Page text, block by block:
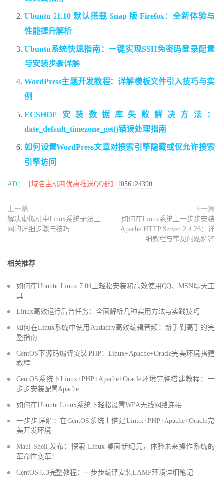
Ubuntu 21.10 默认搭载 Snap 版 Firefox：全新体验与
性能提升解析
Ubuntu系统快速指南：一键实现SSH免密码登录配置
与安装步骤详解
WordPress主题开发教程：详解模板文件引入技巧与实
例
ECSHOP安装数据库失败解决方法：
date_default_timezone_get()错误处理指南
如何设置WordPress文章对搜索引擎隐藏或仅允许搜索
引擎访问
AD： 【域名主机商优惠推送QQ群】 1056124390
上一篇
解决虚拟机中Linux系统无法上
网的详细步骤与技巧
下一篇
如何在Linux系统上一步步安装
Apache HTTP Server 2.4.26：详
细教程与常见问题解答
相关推荐
如何在Ubuntu Linux 7.04上轻松安装和高效使用QQ、MSN聊天工
具
Linux高效运行后台任务：全面解析几种实用方法与实践技巧
如何在Linux系统中使用Audacity高效编辑音频：新手到高手的完
整指南
CentOS下源码编译安装PHP：Linux+Apache+Oracle完美环境搭建
教程
CentOS系统下Linux+PHP+Apache+Oracle环境完整搭建教程：一
步步安装配置Apache
如何在Ubuntu Linux系统下轻松设置WPA无线网络连接
一步步详解：在CentOS系统上搭建Linux+PHP+Apache+Oracle完
美开发环境
Maui Shell 发布：探索 Linux 桌面新纪元，体验未来操作系统的
革命性变革！
CentOS 6.3完整教程：一步步编译安装LAMP环境详细笔记